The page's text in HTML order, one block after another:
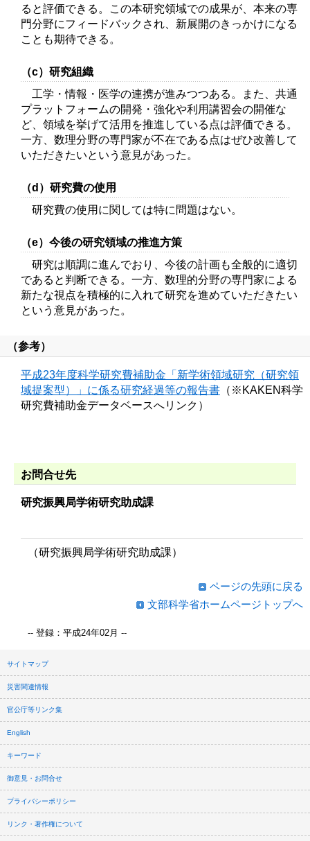
ると評価できる。この本研究領域での成果が、本来の専
門分野にフィードバックされ、新展開のきっかけになる
ことも期待できる。
（c）研究組織
工学・情報・医学の連携が進みつつある。また、共通
プラットフォームの開発・強化や利用講習会の開催な
ど、領域を挙げて活用を推進している点は評価できる。
一方、数理分野の専門家が不在である点はぜひ改善して
いただきたいという意見があった。
（d）研究費の使用
研究費の使用に関しては特に問題はない。
（e）今後の研究領域の推進方策
研究は順調に進んでおり、今後の計画も全般的に適切
であると判断できる。一方、数理的分野の専門家による
新たな視点を積極的に入れて研究を進めていただきたい
という意見があった。
（参考）
平成23年度科学研究費補助金「新学術領域研究（研究領
域提案型）」に係る研究経過等の報告書 （※KAKEN科学
研究費補助金データベースへリンク）
お問合せ先
研究振興局学術研究助成課
（研究振興局学術研究助成課）
ページの先頭に戻る
文部科学省ホームページトップへ
-- 登録：平成24年02月 --
サイトマップ
災害関連情報
官公庁等リンク集
English
キーワード
御意見・お問合せ
プライバシーポリシー
リンク・著作権について